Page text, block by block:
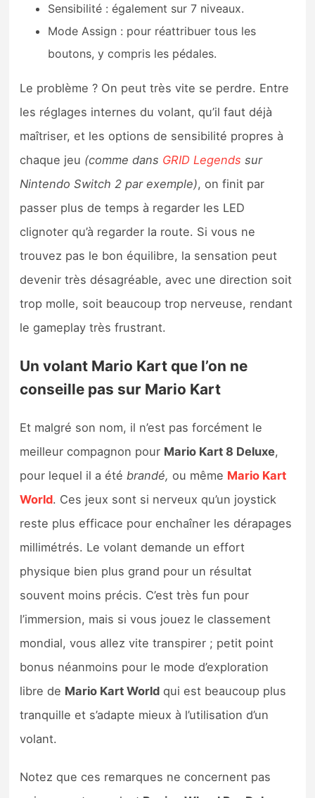
Sensibilité : également sur 7 niveaux.
Mode Assign : pour réattribuer tous les
boutons, y compris les pédales.
Le problème ? On peut très vite se perdre. Entre
les réglages internes du volant, qu’il faut déjà
maîtriser, et les options de sensibilité propres à
chaque jeu (comme dans GRID Legends sur
Nintendo Switch 2 par exemple), on finit par
passer plus de temps à regarder les LED
clignoter qu’à regarder la route. Si vous ne
trouvez pas le bon équilibre, la sensation peut
devenir très désagréable, avec une direction soit
trop molle, soit beaucoup trop nerveuse, rendant
le gameplay très frustrant.
Un volant Mario Kart que l’on ne
conseille pas sur Mario Kart
Et malgré son nom, il n’est pas forcément le
meilleur compagnon pour Mario Kart 8 Deluxe,
pour lequel il a été brandé, ou même Mario Kart
World. Ces jeux sont si nerveux qu’un joystick
reste plus efficace pour enchaîner les dérapages
millimétrés. Le volant demande un effort
physique bien plus grand pour un résultat
souvent moins précis. C’est très fun pour
l’immersion, mais si vous jouez le classement
mondial, vous allez vite transpirer ; petit point
bonus néanmoins pour le mode d’exploration
libre de Mario Kart World qui est beaucoup plus
tranquille et s’adapte mieux à l’utilisation d’un
volant.
Notez que ces remarques ne concernent pas